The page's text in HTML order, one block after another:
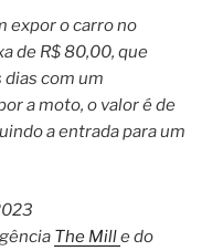
expor o carro no
de R$ 80,00, que
com um
a moto, o valor é de
a entrada para um
The Mille do